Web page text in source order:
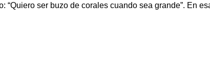
“Quiero ser buzo de corales cuando sea grande”. En